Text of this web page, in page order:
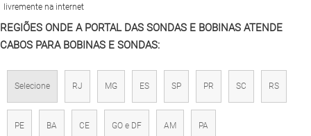
livremente na internet
REGIÕES ONDE A PORTAL DAS SONDAS E BOBINAS ATENDE
CABOS PARA BOBINAS E SONDAS:
Selecione RJ MG ES SP PR SC RS
PE BA CE GO e DF AM PA